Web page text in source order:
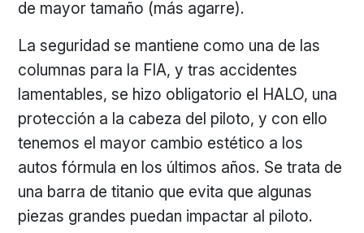
de mayor tamaño (más agarre).
La seguridad se mantiene como una de las
columnas para la FIA, y tras accidentes
lamentables, se hizo obligatorio el HALO, una
protección a la cabeza del piloto, y con ello
tenemos el mayor cambio estético a los
autos fórmula en los últimos años. Se trata de
una barra de titanio que evita que algunas
piezas grandes puedan impactar al piloto.